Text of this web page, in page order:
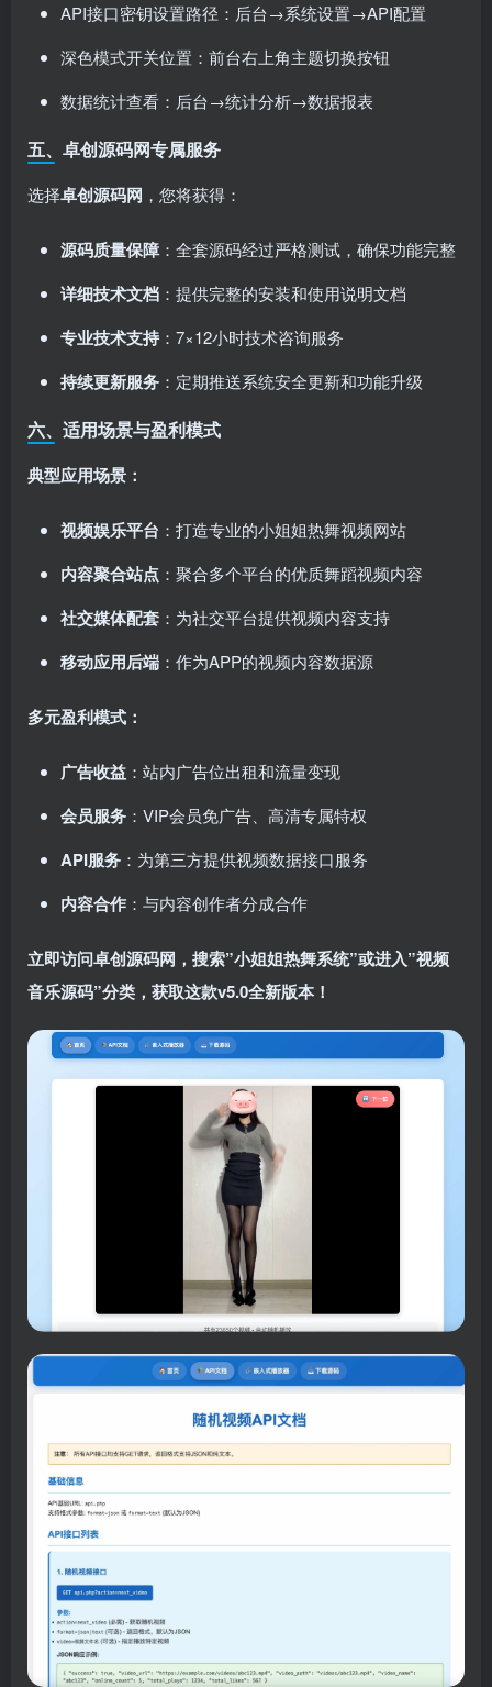
API接口密钥设置路径：后台→系统设置→API配置
深色模式开关位置：前台右上角主题切换按钮
数据统计查看：后台→统计分析→数据报表
五、卓创源码网专属服务
选择卓创源码网 ，您将获得：
源码质量保障 ：全套源码经过严格测试，确保功能完整
详细技术文档 ：提供完整的安装和使用说明文档
专业技术支持：7×12小时技术咨询服务
持续更新服务 ：定期推送系统安全更新和功能升级
六、适用场景与盈利模式
典型应用场景：
视频娱乐平台 ：打造专业的小姐姐热舞视频网站
内容聚合站点 ：聚合多个平台的优质舞蹈视频内容
社交媒体配套 ：为社交平台提供视频内容支持
移动应用后端 ：作为APP的视频内容数据源
多元盈利模式：
广告收益 ：站内广告位出租和流量变现
会员服务 ：VIP会员免广告、高清专属特权
API服务 ：为第三方提供视频数据接口服务
内容合作 ：与内容创作者分成合作
立即访问卓创源码网，搜索”小姐姐热舞系统”或进入”视频
音乐源码”分类，获取这款v5.0全新版本！